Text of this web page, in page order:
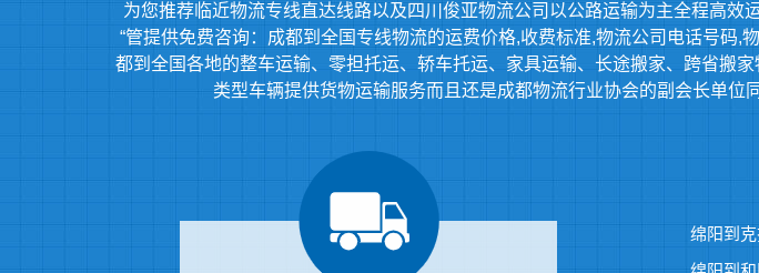
为您推荐临近物流专线直达线路以及四川俊亚物流公司以公路运输为主全程高
“管提供免费咨询：成都到全国专线物流的运费价格,收费标准,物流公司电话号码
都到全国各地的整车运输、零担托运、轿车托运、家具运输、长途搬家、跨省搬
类型车辆提供货物运输服务而且还是成都物流行业协会的副会长单
绵阳到